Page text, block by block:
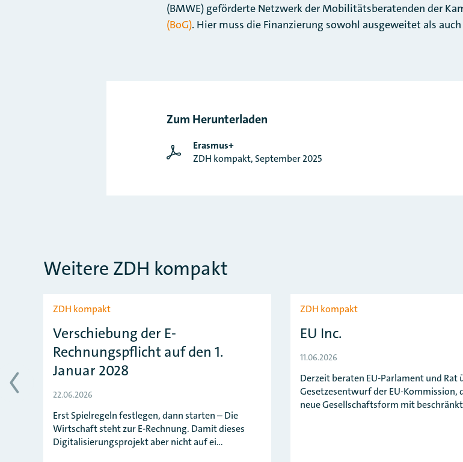
(BMWE) geförderte Netzwerk der Mobilitätsberatenden der
(BoG). Hier muss die Finanzierung sowohl ausgeweitet als
Zum Herunterladen
Erasmus+
ZDH kompakt, September 2025
Weitere ZDH kompakt
Slider überspringen
ZDH kompakt
Verschiebung der E-
Rechnungspflicht auf den 1.
Januar 2028
22.06.2026
Erst Spielregeln festlegen, dann starten – Die
Wirtschaft steht zur E-Rechnung. Damit dieses
Digitalisierungsprojekt aber nicht auf ei…
ZDH kompakt
EU Inc.
11.06.2026
Derzeit beraten EU-Parlament und Rat
Gesetzesentwurf der EU-Kommission,
neue Gesellschaftsform mit